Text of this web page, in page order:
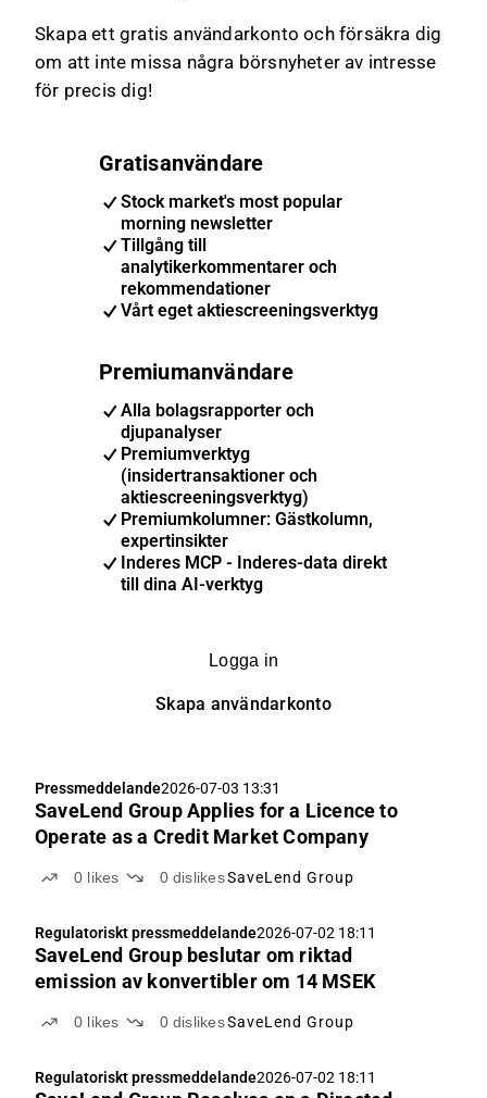
Skapa ett gratis användarkonto och försäkra dig
om att inte missa några börsnyheter av intresse
för precis dig!
Gratisanvändare
Stock market's most popular
morning newsletter
Tillgång till
analytikerkommentarer och
rekommendationer
Vårt eget aktiescreeningsverktyg
Premiumanvändare
Alla bolagsrapporter och
djupanalyser
Premiumverktyg
(insidertransaktioner och
aktiescreeningsverktyg)
Premiumkolumner: Gästkolumn,
expertinsikter
Inderes MCP - Inderes-data direkt
till dina AI-verktyg
Logga in
Skapa användarkonto
Pressmeddelande2026-07-03 13:31
SaveLend Group Applies for a Licence to
Operate as a Credit Market Company
0 likes 0 dislikesSaveLend Group
Regulatoriskt pressmeddelande2026-07-02 18:11
SaveLend Group beslutar om riktad
emission av konvertibler om 14 MSEK
0 likes 0 dislikesSaveLend Group
Regulatoriskt pressmeddelande2026-07-02 18:11